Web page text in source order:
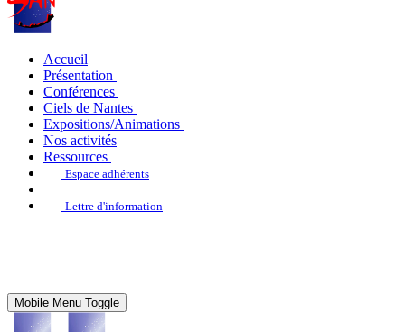
Accueil
Présentation
Conférences
Ciels de Nantes
Expositions/Animations
Nos activités
Ressources
Espace adhérents
Lettre d'information
Mobile Menu Toggle